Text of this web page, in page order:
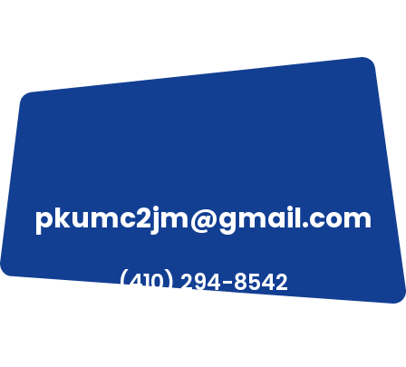
pkumc2jm@gmail.com
(410) 294-8542